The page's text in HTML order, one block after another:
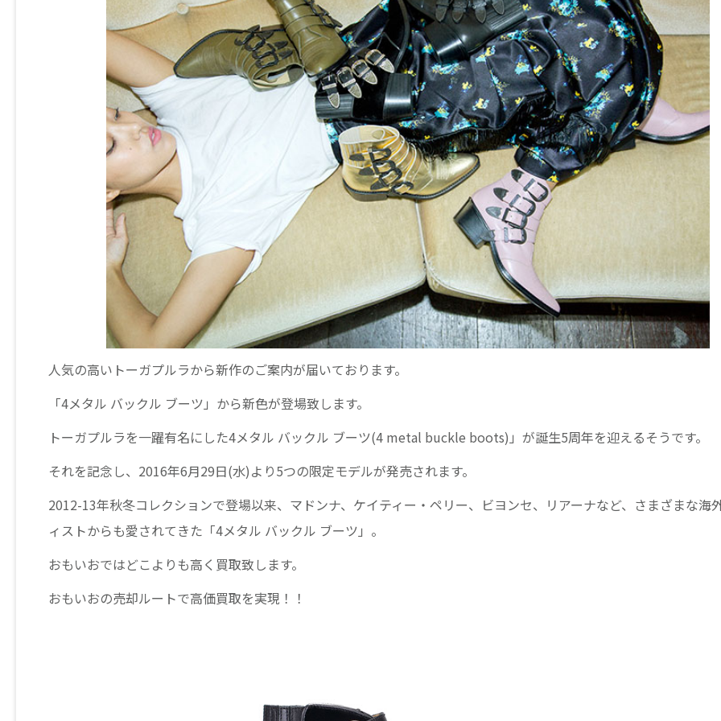
人気の高いトーガプルラから新作のご案内が届いております。
「4メタル バックル ブーツ」から新色が登場致します。
トーガプルラを一躍有名にした4メタル バックル ブーツ(4 metal buckle boots)」が誕生5周年を迎えるそうです。
それを記念し、2016年6月29日(水)より5つの限定モデルが発売されます。
2012-13年秋冬コレクションで登場以来、マドンナ、ケイティー・ペリー、ビヨンセ、リアーナなど、さまざまな海
ィストからも愛されてきた「4メタル バックル ブーツ」。
おもいおではどこよりも高く買取致します。
おもいおの売却ルートで高価買取を実現！！